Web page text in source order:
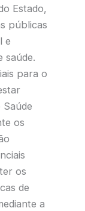
Estado,
públicas
e
saúde.
para o
os
os
de
a